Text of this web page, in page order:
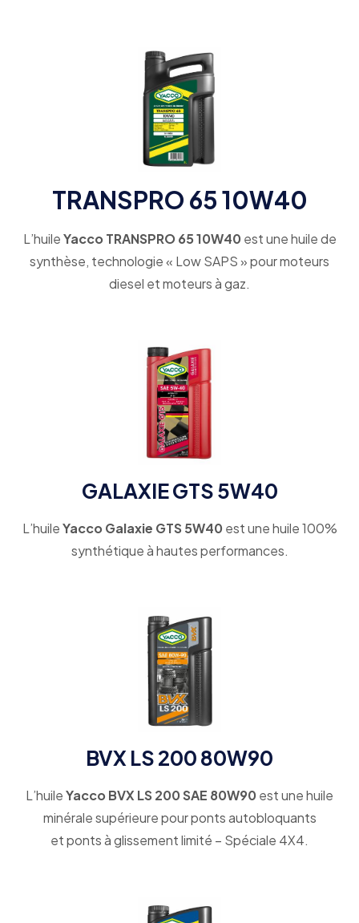
TRANSPRO 65 10W40
L’huileYacco TRANSPRO 65 10W40 est une huile de
synthèse, technologie « Low SAPS » pour moteurs
diesel et moteurs à gaz.
GALAXIE GTS 5W40
L’huileYacco Galaxie GTS 5W40 est une huile 100%
synthétique à hautes performances.
BVX LS 200 80W90
L’huileYacco BVX LS 200 SAE 80W90 est une huile
minérale supérieure pour ponts autobloquants
et ponts à glissement limité – Spéciale 4X4.